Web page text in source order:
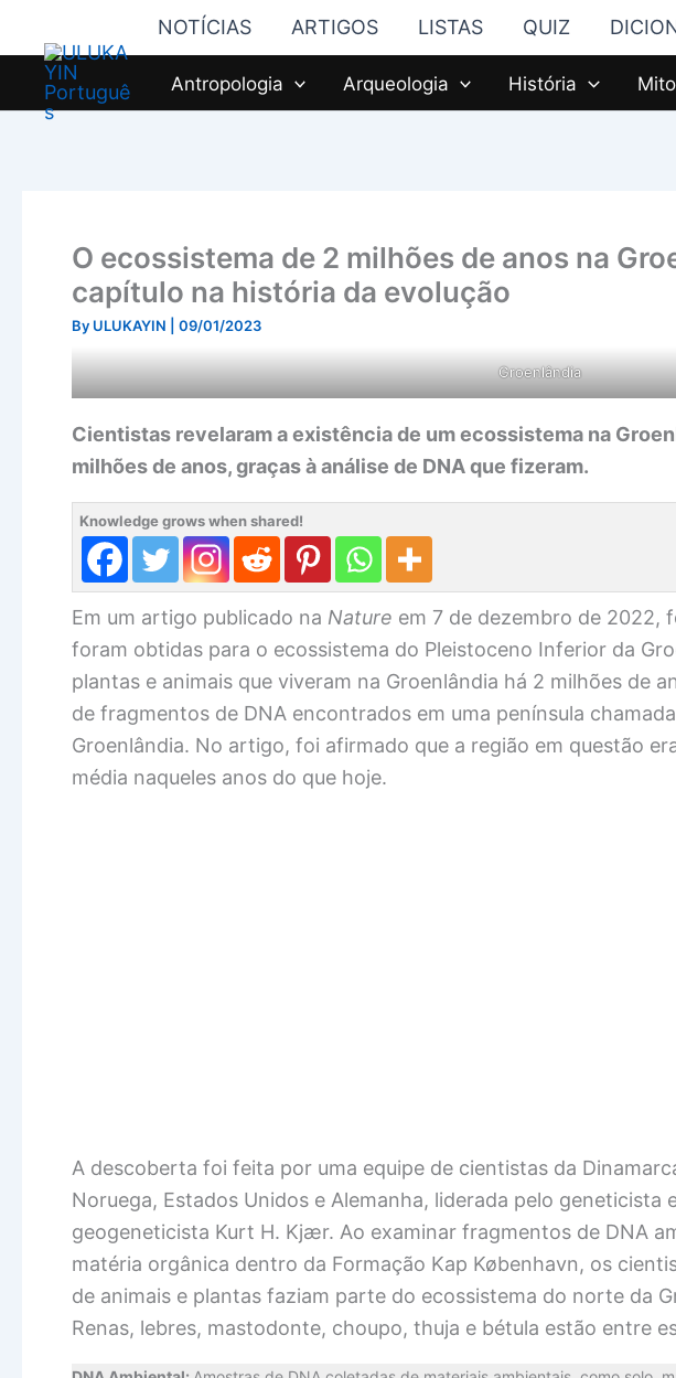
content
NOTÍCIAS ARTIGOS LISTAS QUIZ
Antropologia Arqueologia História
O ecossistema de 2 milhões de anos na
capítulo na história da evolução
By ULUKAYIN 09/01/2023
Groenlândia
Cientistas revelaram a existência de um ecossistema na
milhões de anos, graças à análise de DNA que fizeram.
Knowledge grows when shared!
Em um artigo publicado na Nature em 7 de dezembro de 2022,
foram obtidas para o ecossistema do Pleistoceno Inferior da
plantas e animais que viveram na Groenlândia há 2 milhões de
de fragmentos de DNA encontrados em uma península
Groenlândia. No artigo, foi afirmado que a região em questão
média naqueles anos do que hoje.
A descoberta foi feita por uma equipe de cientistas da
Noruega, Estados Unidos e Alemanha, liderada pelo geneticista
geogeneticista Kurt H. Kjær. Ao examinar fragmentos de DNA
matéria orgânica dentro da Formação Kap København, os
de animais e plantas faziam parte do ecossistema do norte da
Renas, lebres, mastodonte, choupo, thuja e bétula estão entre